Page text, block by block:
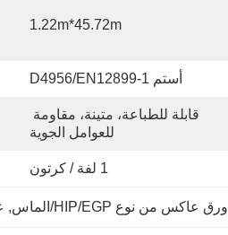
1.22m*45.72m
أستم D4956/EN12899-1
للعوامل الجوية
1 لفة / كرتون
ورق عاكس من نوع HIP/EGP/الماس ,